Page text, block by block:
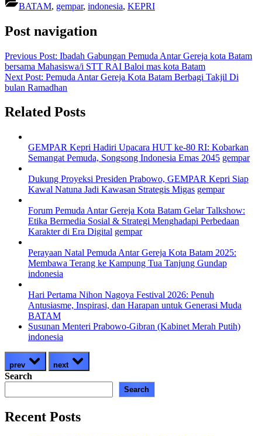
BATAM, gempar, indonesia, KEPRI
Post navigation
Previous Post: Ibadah Gabungan Pemuda Antar Gereja kota Batam
bersama Mahasiswa/i STT RAI Baloi mas kota Batam
Next Post: Pemuda Antar Gereja Kota Batam Berbagi Takjil Di
bulan Ramadhan
Related Posts
GEMPAR Kepri Hadiri Upacara HUT ke-80 RI: Kobarkan
Semangat Pemuda, Songsong Indonesia Emas 2045 gempar
Dukung Proyeksi Presiden Prabowo, GEMPAR Kepri Siap
Kawal Natuna Jadi Kawasan Strategis Migas gempar
Forum Pemuda Antar Gereja Kota Batam Gelar Talkshow:
Etika Bermedia Sosial & Strategi Menghadapi Perbedaan
Karakter di Era Digital gempar
Perayaan Natal Pemuda Antar Gereja Kota Batam 2025:
Membawa Terang ke Kampung Tua Tanjung Gundap
indonesia
Hari Pertama Nihon Nagoya Festival 2026: Penuh
Antusiasme, Inspirasi, dan Harapan untuk Generasi Muda
BATAM
Susunan Menteri Prabowo-Gibran (Kabinet Merah Putih)
indonesia
prev next
Search
Search
Recent Posts